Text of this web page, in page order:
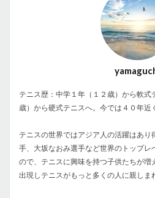
テニス歴：中学１年（１２歳）から軟式
歳）から硬式テニスへ。今では４０年近
テニスの世界ではアジア人の活躍はあり
手、大坂なおみ選手など世界のトップレ
ので、テニスに興味を持つ子供たちが
出現しテニスがもっと多くの人に親しま